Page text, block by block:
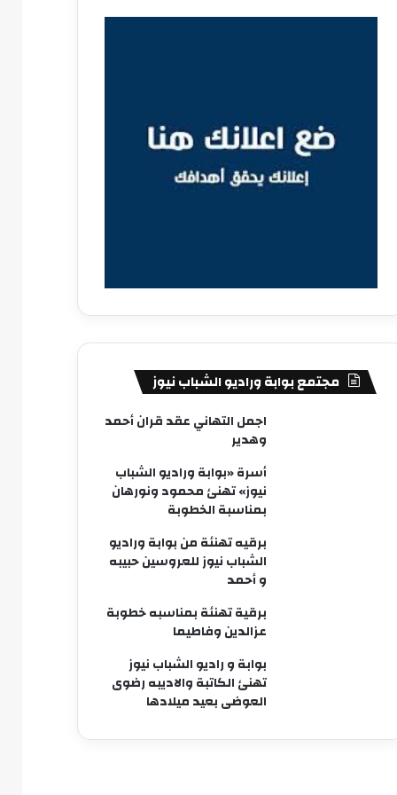
مجتمع بوابة وراديو الشباب نيوز
اجمل التهاني عقد قران أحمد
وهدير
أسرة «بوابة وراديو الشباب
نيوز» تهنئ محمود ونورهان
بمناسبة الخطوبة
برقيه تهنئة من بوابة وراديو
الشباب نيوز للعروسين حبيبه
و أحمد
برقية تهنئة بمناسبه خطوبة
عزالدين وفاطيما
بوابة و راديو الشباب نيوز
تهنئ الكاتبة والاديبه رضوى
العوضى بعيد ميلادها